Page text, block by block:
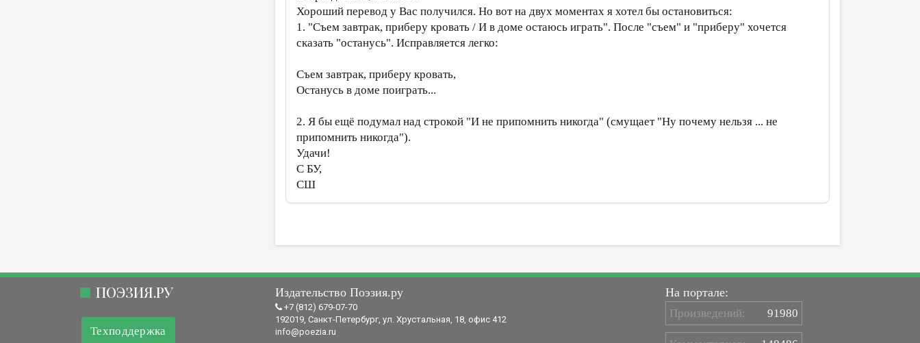
Хороший перевод у Вас получился. Но вот на двух моментах я хотел бы остановиться:
1. "Съем завтрак, приберу кровать / И в доме остаюсь играть". После "съем" и "приберу" хочется
сказать "останусь". Исправляется легко:
Съем завтрак, приберу кровать,
Останусь в доме поиграть...
2. Я бы ещё подумал над строкой "И не припомнить никогда" (смущает "Ну почему нельзя ... не
припомнить никогда").
Удачи!
С БУ,
СШ
ПОЭЗИЯ.РУ
Техподдержка
Издательство Поэзия.ру
+7 (812) 679-07-70
192019, Санкт-Петербург, ул. Хрустальная, 18, офис 412
info@poezia.ru
На портале:
Произведений: 91980